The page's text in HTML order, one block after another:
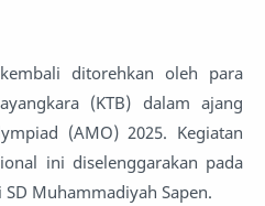
ditorehkan oleh para
(KTB) dalam ajang
(AMO) 2025. Kegiatan
ini diselenggarakan pada
Muhammadiyah Sapen.